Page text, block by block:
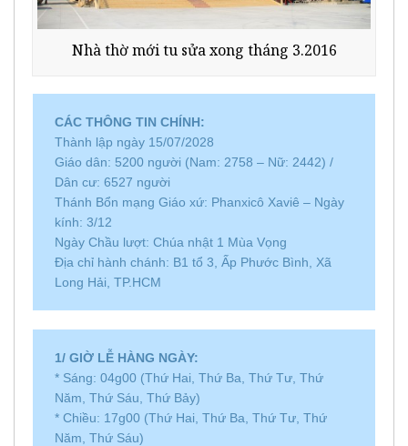
Nhà thờ mới tu sửa xong tháng 3.2016
CÁC THÔNG TIN CHÍNH:
Thành lập ngày 15/07/2028
Giáo dân: 5200 người (Nam: 2758 – Nữ: 2442) /
Dân cư: 6527 người
Thánh Bổn mạng Giáo xứ: Phanxicô Xaviê – Ngày
kính: 3/12
Ngày Chầu lượt: Chúa nhật 1 Mùa Vọng
Địa chỉ hành chánh: B1 tổ 3, Ấp Phước Bình, Xã
Long Hải, TP.HCM
1/ GIỜ LỄ HÀNG NGÀY:
* Sáng: 04g00 (Thứ Hai, Thứ Ba, Thứ Tư, Thứ
Năm, Thứ Sáu, Thứ Bảy)
* Chiều: 17g00 (Thứ Hai, Thứ Ba, Thứ Tư, Thứ
Năm, Thứ Sáu)